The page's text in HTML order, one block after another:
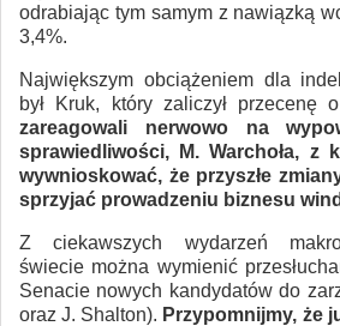
odrabiając tym samym z nawiązką
3,4%.
Największym obciążeniem dla
był Kruk, który zaliczył przecenę
zareagowali nerwowo na
sprawiedliwości, M. Warchoła, z
wywnioskować, że przyszłe
sprzyjać prowadzeniu biznesu
Z ciekawszych wydarzeń
świecie można wymienić
Senacie nowych kandydatów do
oraz J. Shalton). Przypomnijmy, że